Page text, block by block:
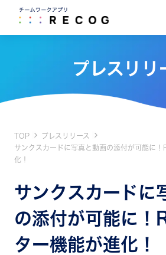
プレスリリ
TOP
プレスリリース
サンクスカードに写真と動画の添付が可能に！
化！
サンクスカードに
の添付が可能に！
ター機能が進化！